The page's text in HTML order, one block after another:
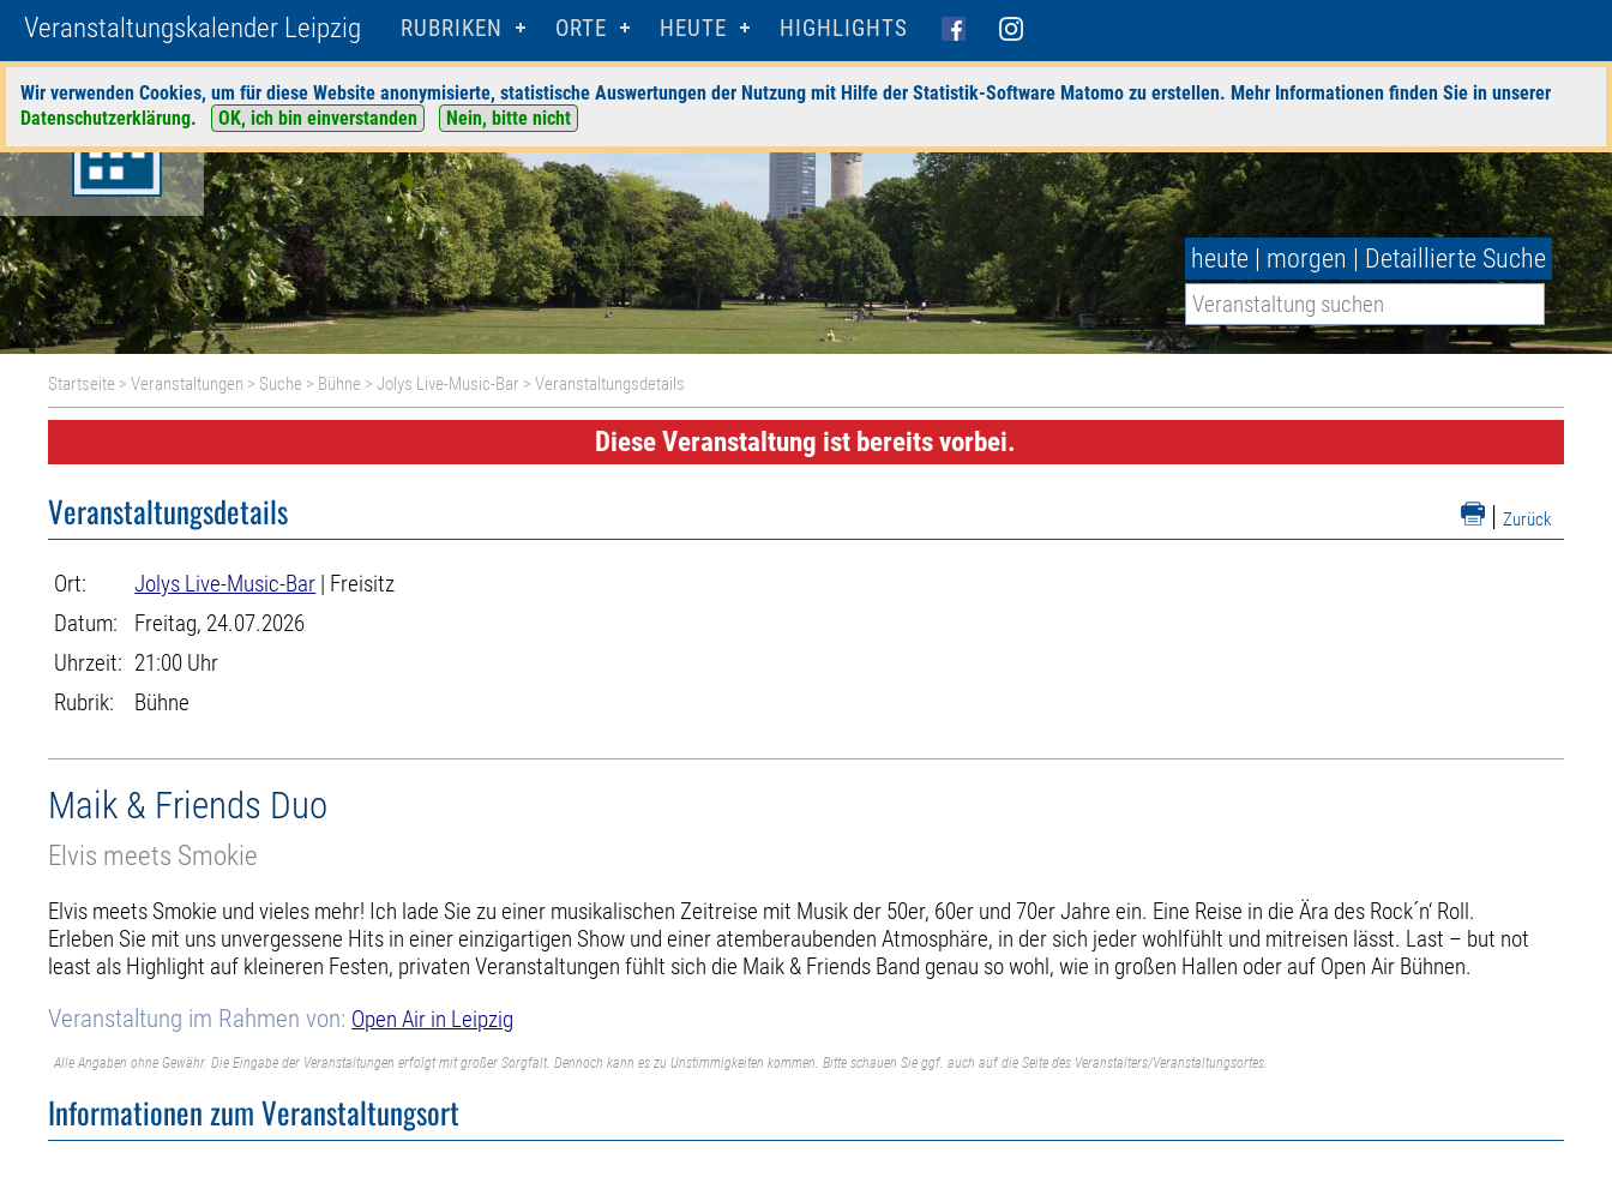
Veranstaltungskalender Leipzig RUBRIKEN ORTE HEUTE HIGHLIGHTS
Wir verwenden Cookies, um für diese Website anonymisierte, statistische Auswertungen der Nutzung mit Hilfe der Statistik-Software Matomo zu erstellen. Mehr Informationen finden Sie in unserer
Datenschutzerklärung. OK, ich bin einverstanden Nein, bitte nicht
heute | morgen | Detaillierte Suche
Startseite >Veranstaltungen > Suche > Bühne >Jolys Live-Music-Bar > Veranstaltungsdetails
Diese Veranstaltung ist bereits vorbei.
| Zurück
Veranstaltungsdetails
Ort: Jolys Live-Music-Bar | Freisitz
Datum:
Freitag, 24.07.2026
Uhrzeit: 21:00 Uhr
Rubrik:
Bühne
Maik & Friends Duo
Elvis meets Smokie
Elvis meets Smokie und vieles mehr! Ich lade Sie zu einer musikalischen Zeitreise mit Musik der 50er, 60er und 70er Jahre ein. Eine Reise in die Ära des Rock´n‘ Roll.
Erleben Sie mit uns unvergessene Hits in einer einzigartigen Show und einer atemberaubenden Atmosphäre, in der sich jeder wohlfühlt und mitreisen lässt. Last – but not
least als Highlight auf kleineren Festen, privaten Veranstaltungen fühlt sich die Maik & Friends Band genau so wohl, wie in großen Hallen oder auf Open Air Bühnen.
Veranstaltung im Rahmen von: Open Air in Leipzig
Alle Angaben ohne Gewähr. Die Eingabe der Veranstaltungen erfolgt mit großer Sorgfalt. Dennoch kann es zu Unstimmigkeiten kommen. Bitte schauen Sie ggf. auch auf die Seite des Veranstalters/Veranstaltungsortes.
Informationen zum Veranstaltungsort